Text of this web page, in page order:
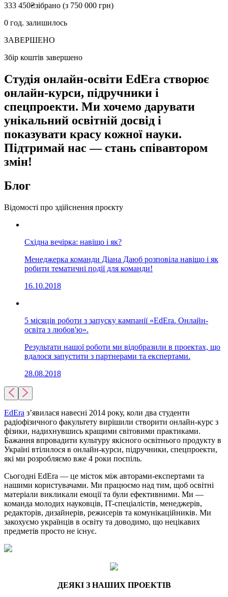
333 450₴зібрано (з 750 000 грн)
0 год. залишилось
ЗАВЕРШЕНО
Збір коштів завершено
Студія онлайн-освіти EdEra створює
онлайн-курси, підручники і
спецпроекти. Ми хочемо дарувати
унікальний освітній досвід і
показувати красу кожної науки.
Підтримай нас — стань співавтором
змін!
Блог
Відомості про здійснення проєкту
Східна вечірка: навіщо і як?
Менеджерка команди Діана Даюб розповіла навіщо і як
робити тематичні події для команди!
16.10.2018
5 місяців роботи з запуску кампанії «EdEra. Онлайн-
освіта з любов'ю».
Результати нашої роботи ми відобразили в проектах, що
вдалося запустити з партнерами та експертами.
28.08.2018
EdEra з’явилася навесні 2014 року, коли два студенти
радіофізичного факультету вирішили створити онлайн-курс з
фізики, надихнувшись кращими світовими практиками.
Бажання впровадити культуру якісного освітнього продукту в
Україні втілилося в онлайн-курси, підручники, спецпроекти,
які ми розробляємо вже 4 роки поспіль.
Сьогодні EdEra — це місток між авторами-експертами та
нашими користувачами. Ми працюємо над тим, щоб освітні
матеріали викликали емоції та були ефективними. Ми —
команда молодих науковців, IT-спеціалістів, менеджерів,
редакторів, дизайнерів, режисерів та комунікаційників. Ми
закохуємо українців в освіту та доводимо, що нецікавих
предметів просто не існує.
ДЕЯКІ З НАШИХ ПРОЕКТІВ